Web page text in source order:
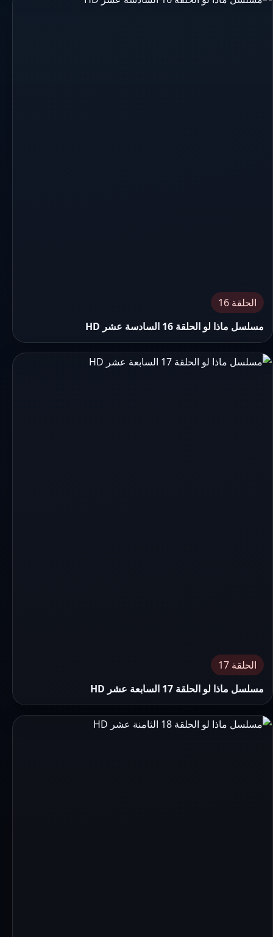
الحلقة 16
مسلسل ماذا لو الحلقة 16 السادسة عشر HD
الحلقة 17
مسلسل ماذا لو الحلقة 17 السابعة عشر HD